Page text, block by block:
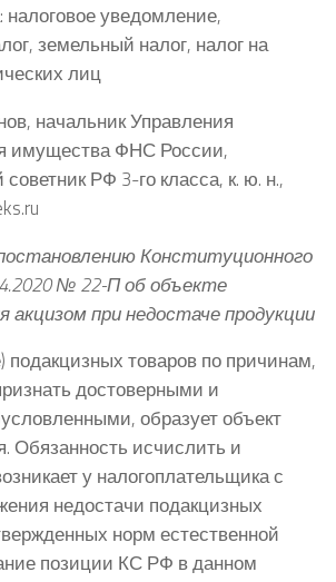
уведомление,
земельный налог, налог на
лиц
начальник Управления
имущества ФНС России,
РФ 3-го класса, к. ю. н.,
Конституционного
№ 22-П об объекте
акцизом при недостаче продукции
подакцизных товаров по причинам,
достоверными и
образует объект
Обязанность исчислить и
у налогоплательщика с
недостачи подакцизных
норм естественной
позиции КС РФ в данном